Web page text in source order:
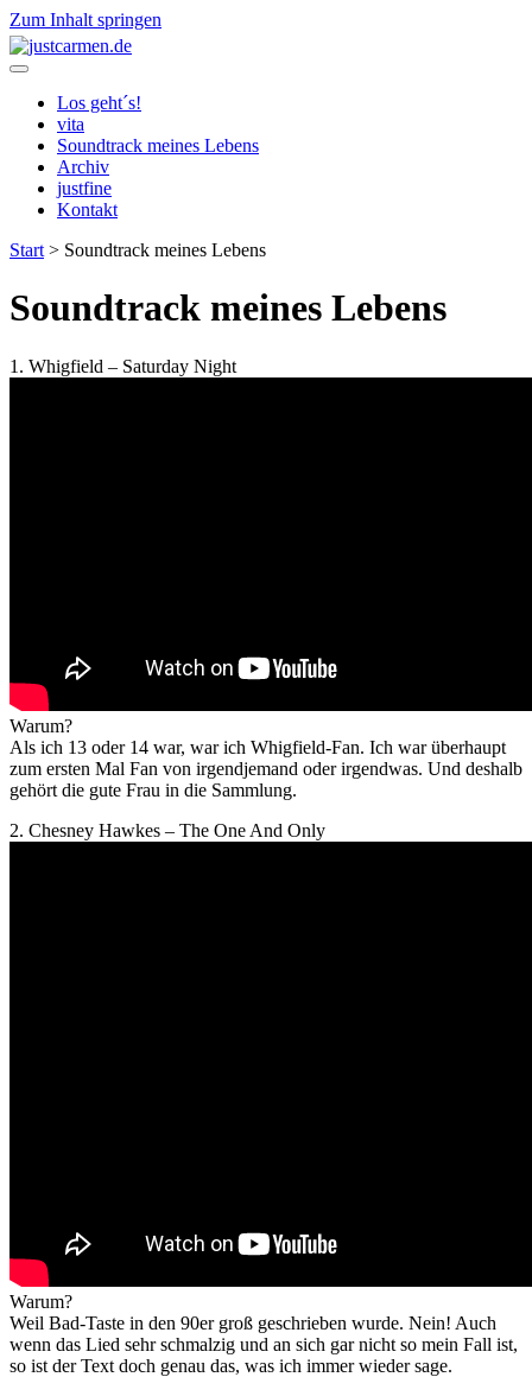
Zum Inhalt springen
justcarmen.de
Los geht´s!
vita
Soundtrack meines Lebens
Archiv
justfine
Kontakt
Start > Soundtrack meines Lebens
Soundtrack meines Lebens
1. Whigfield – Saturday Night
Warum?
Als ich 13 oder 14 war, war ich Whigfield-Fan. Ich war überhaupt
zum ersten Mal Fan von irgendjemand oder irgendwas. Und deshalb
gehört die gute Frau in die Sammlung.
2. Chesney Hawkes – The One And Only
Warum?
Weil Bad-Taste in den 90er groß geschrieben wurde. Nein! Auch
wenn das Lied sehr schmalzig und an sich gar nicht so mein Fall ist,
so ist der Text doch genau das, was ich immer wieder sage.